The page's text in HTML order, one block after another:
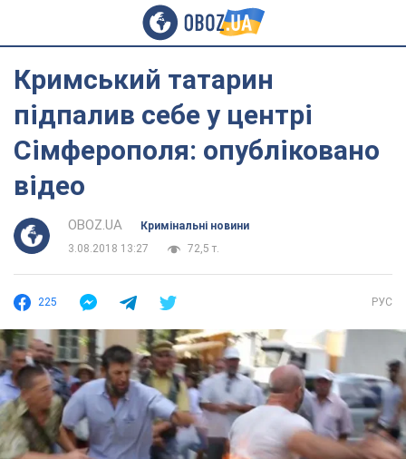
Кримський татарин
підпалив себе у центрі
Сімферополя: опубліковано
відео
OBOZ.UA
Кримінальні новини
3.08.2018 13:27
72,5 т.
225 РУС